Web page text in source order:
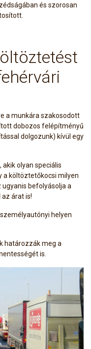
és szorosan
a munkára szakosodott
dobozos felépítményű
dolgozunk) kívül egy
olyan speciális
a költöztetőkocsi milyen
ugyanis befolyásolja a
árat is!
helyen
határozzák meg a
is.